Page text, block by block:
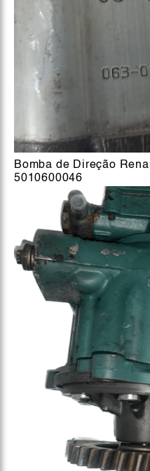
Bomba de Direção
5010600046